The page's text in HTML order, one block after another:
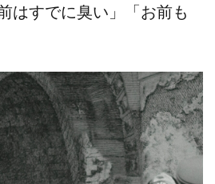
はすでに臭い」「お前も